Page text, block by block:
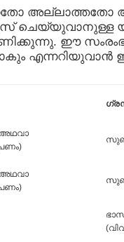
അല്ലാത്തതോ
ചെയ്യുവാനുള്ള
ഈ